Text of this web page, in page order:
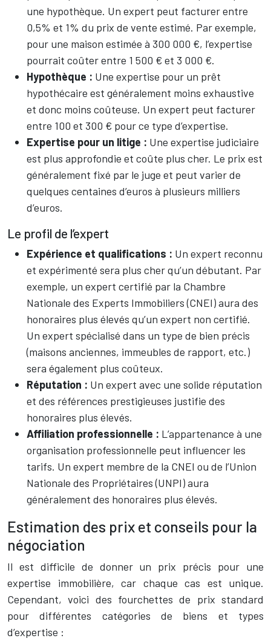
une hypothèque. Un expert peut facturer entre
0,5% et 1% du prix de vente estimé. Par exemple,
pour une maison estimée à 300 000 €, l’expertise
pourrait coûter entre 1 500 € et 3 000 €.
Hypothèque : Une expertise pour un prêt
hypothécaire est généralement moins exhaustive
et donc moins coûteuse. Un expert peut facturer
entre 100 et 300 € pour ce type d’expertise.
Expertise pour un litige : Une expertise judiciaire
est plus approfondie et coûte plus cher. Le prix est
généralement fixé par le juge et peut varier de
quelques centaines d’euros à plusieurs milliers
d’euros.
Le profil de l’expert
Expérience et qualifications : Un expert reconnu
et expérimenté sera plus cher qu’un débutant. Par
exemple, un expert certifié par la Chambre
Nationale des Experts Immobiliers (CNEI) aura des
honoraires plus élevés qu’un expert non certifié.
Un expert spécialisé dans un type de bien précis
(maisons anciennes, immeubles de rapport, etc.)
sera également plus coûteux.
Réputation : Un expert avec une solide réputation
et des références prestigieuses justifie des
honoraires plus élevés.
Affiliation professionnelle : L’appartenance à une
organisation professionnelle peut influencer les
tarifs. Un expert membre de la CNEI ou de l’Union
Nationale des Propriétaires (UNPI) aura
généralement des honoraires plus élevés.
Estimation des prix et conseils pour la
négociation
Il est difficile de donner un prix précis pour une
expertise immobilière, car chaque cas est unique.
Cependant, voici des fourchettes de prix standard
pour différentes catégories de biens et types
d’expertise :